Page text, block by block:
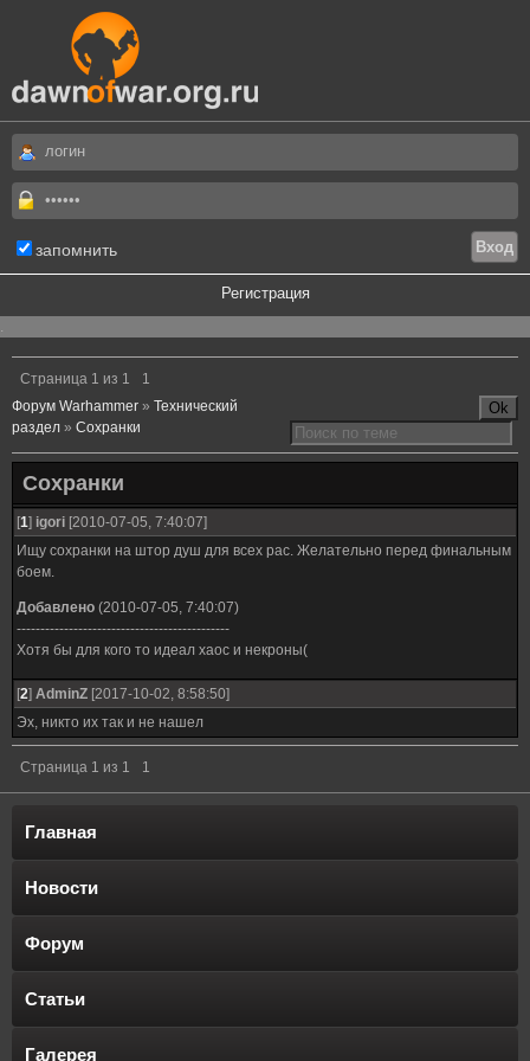
запомнить
Регистрация
.
Страница 1 из 1
1
Форум Warhammer » Технический
раздел » Сохранки
Сохранки
[1] igori [2010-07-05, 7:40:07]
Ищу сохранки на штор душ для всех рас. Желательно перед финальным
боем.
Добавлено (2010-07-05, 7:40:07)
---------------------------------------------
Хотя бы для кого то идеал хаос и некроны(
[2] AdminZ [2017-10-02, 8:58:50]
Эх, никто их так и не нашел
Страница 1 из 1 1
Главная
Новости
Форум
Статьи
Галерея